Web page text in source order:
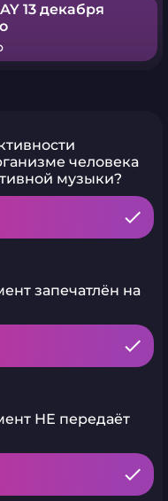
13 декабря
человека
музыки?
запечатлён на
НЕ передаёт